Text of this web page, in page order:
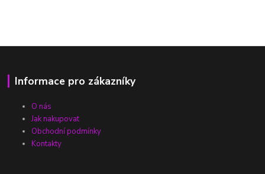
Informace pro zákazníky
O nás
Jak nakupovat
Obchodní podmínky
Kontakty